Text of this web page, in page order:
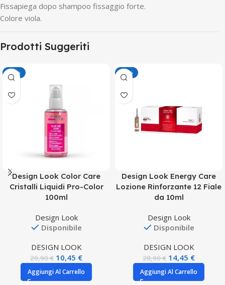
Fissapiega dopo shampoo fissaggio forte.
Colore viola.
Prodotti Suggeriti
-50%
Design Look Color Care
Cristalli Liquidi Pro-Color
100ml
Design Look
Disponibile
DESIGN LOOK
20,90€ 10,45 €
Aggiungi Al Carrello
-50%
Design Look Energy Care
Lozione Rinforzante 12 Fiale
da 10ml
Design Look
Disponibile
DESIGN LOOK
28,90€ 14,45 €
Aggiungi Al Carrello